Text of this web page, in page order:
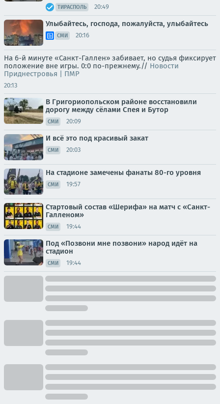
ТИРАСПОЛЬ 20:49
Улыбайтесь, господа, пожалуйста, улыбайтесь
СМИ 20:16
На 6-й минуте «Санкт-Галлен» забивает, но судья фиксирует
положение вне игры. 0:0 по-прежнему.// Новости
Приднестровья | ПМР
20:13
В Григориопольском районе восстановили
дорогу между сёлами Спея и Бутор
СМИ 20:09
И всё это под красивый закат
СМИ 20:03
На стадионе замечены фанаты 80-го уровня
СМИ 19:57
Стартовый состав «Шерифа» на матч с «Санкт-
Галленом»
СМИ 19:44
Под «Позвони мне позвони» народ идёт на
стадион
СМИ 19:44